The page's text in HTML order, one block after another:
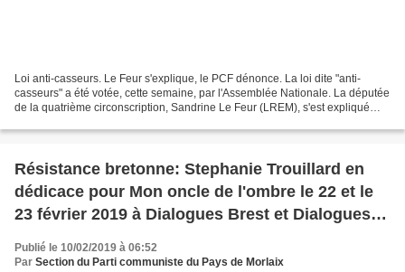
Loi anti-casseurs. Le Feur s'explique, le PCF dénonce. La loi dite "anti-
casseurs" a été votée, cette semaine, par l'Assemblée Nationale. La députée
de la quatrième circonscription, Sandrine Le Feur (LREM), s'est expliqué
Résistance bretonne: Stephanie Trouillard en
dédicace pour Mon oncle de l'ombre le 22 et le
23 février 2019 à Dialogues Brest et Dialogues
Publié le 10/02/2019 à 06:52
Par Section du Parti communiste du Pays de Morlaix